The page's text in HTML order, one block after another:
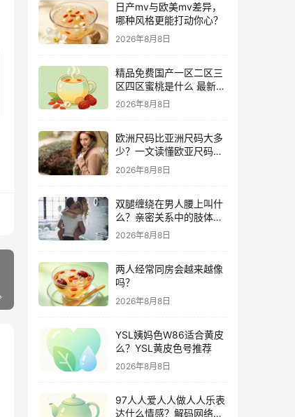
日产mv与欧美mv差异，
哪种风格更能打动你心？
2026年8月8日
精品免费国产一区二区三
区四区蜜桃是什么 最新追
剧攻略及资源甄别技巧
2026年8月8日
欧洲尺码比亚洲尺码大多
少？一文读懂欧亚尺码差
异与购物攻略
2026年8月8日
双腿缠绕在男人腰上叫什
么？亲密关系中的肢体语
言深度解析
2026年8月8日
两人经常同房会越来越像
吗？
2026年8月8日
YSL姨妈色W86适合黄皮
么？YSL黄皮色号推荐
2026年8月8日
97人人爱人人做人人乐表
达什么情感？解码网络世